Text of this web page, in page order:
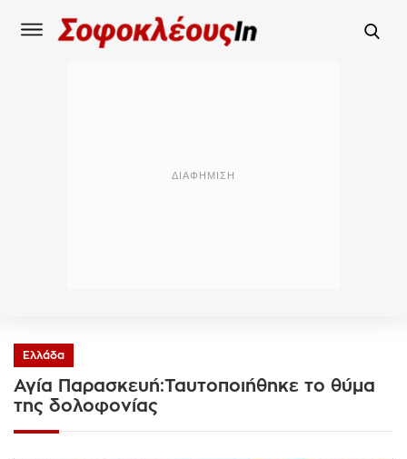
Ελλάδα
Αγία Παρασκευή:Ταυτοποιήθηκε το θύμα
της δολοφονίας